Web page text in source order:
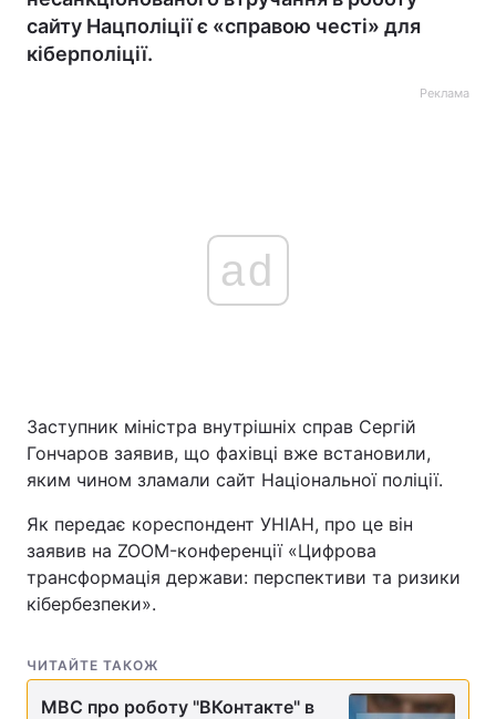
сайту Нацполіції є «справою честі» для
кіберполіції.
Реклама
ad
Заступник міністра внутрішніх справ Сергій
Гончаров заявив, що фахівці вже встановили,
яким чином зламали сайт Національної поліції.
Як передає кореспондент УНІАН, про це він
заявив на ZOOM-конференції «Цифрова
трансформація держави: перспективи та ризики
кібербезпеки».
ЧИТАЙТЕ ТАКОЖ
МВС про роботу "ВКонтакте" в